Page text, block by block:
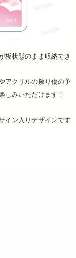
板状態のまま収納でき
アクリルの擦り傷の予
しみいただけます！
イン入りデザインです